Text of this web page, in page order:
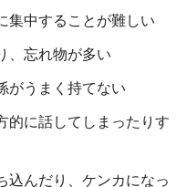
集中することが難しい
、忘れ物が多い
がうまく持てない
的に話してしまったりす
込んだり、ケンカになっ